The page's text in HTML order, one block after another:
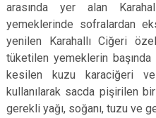
arasında yer alan
yemeklerinde sofralardan
yenilen Karahallı Ciğeri
tüketilen yemeklerin
kesilen kuzu karaciğeri ve
kullanılarak sacda pişirilen
gerekli yağı, soğanı, tuzu ve